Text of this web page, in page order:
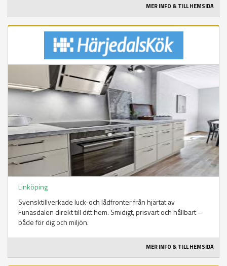
MER INFO & TILL HEMSIDA
Linköping
Svensktillverkade luck-och lådfronter från hjärtat av
Funäsdalen direkt till ditt hem. Smidigt, prisvärt och hållbart –
både för dig och miljön.
MER INFO & TILL HEMSIDA